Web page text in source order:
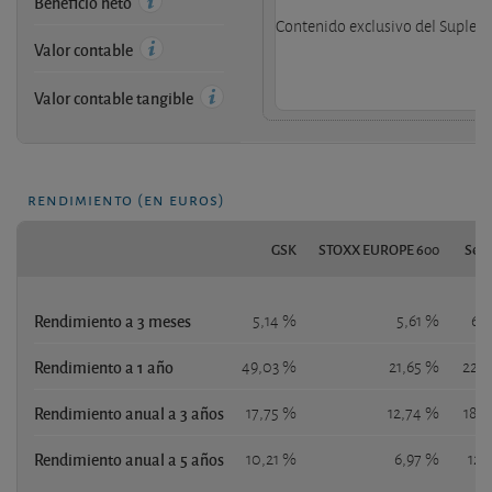
Contenido exclusivo del
Valor contable
Valor contable tangible
rendimiento (en euros)
GSK STOXX EUROPE 600
Rendimiento a 3 meses 5,14 % 5,61 %
Rendimiento a 1 año 49,03 % 21,65 %
Rendimiento anual a 3 años 17,75 % 12,74 %
Rendimiento anual a 5 años 10,21 % 6,97 %